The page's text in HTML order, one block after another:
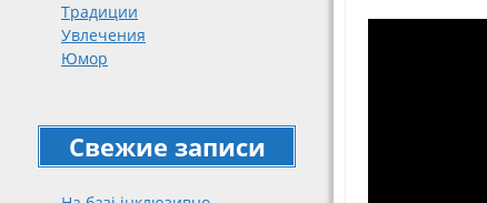
Традиции
Увлечения
Юмор
Свежие записи